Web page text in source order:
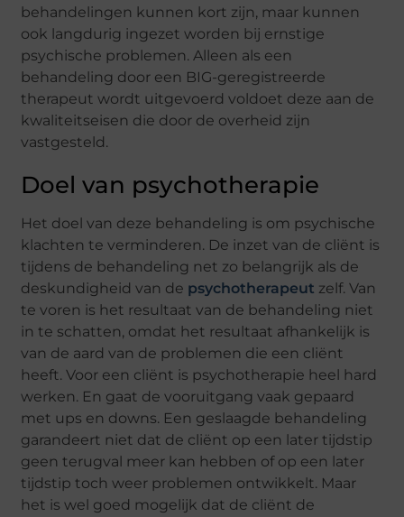
behandelingen kunnen kort zijn, maar kunnen
ook langdurig ingezet worden bij ernstige
psychische problemen. Alleen als een
behandeling door een BIG-geregistreerde
therapeut wordt uitgevoerd voldoet deze aan de
kwaliteitseisen die door de overheid zijn
vastgesteld.
Doel van psychotherapie
Het doel van deze behandeling is om psychische
klachten te verminderen. De inzet van de cliënt is
tijdens de behandeling net zo belangrijk als de
deskundigheid van de psychotherapeut zelf. Van
te voren is het resultaat van de behandeling niet
in te schatten, omdat het resultaat afhankelijk is
van de aard van de problemen die een cliënt
heeft. Voor een cliënt is psychotherapie heel hard
werken. En gaat de vooruitgang vaak gepaard
met ups en downs. Een geslaagde behandeling
garandeert niet dat de cliënt op een later tijdstip
geen terugval meer kan hebben of op een later
tijdstip toch weer problemen ontwikkelt. Maar
het is wel goed mogelijk dat de cliënt de